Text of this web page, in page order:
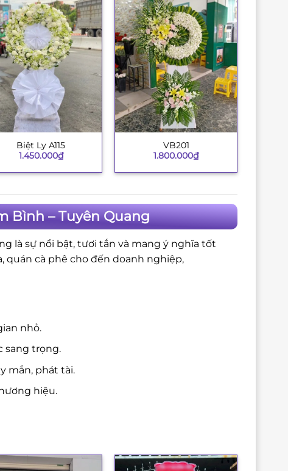
Biệt Ly A115
1.450.000₫
VB201
1.800.000₫
Bình – Tuyên Quang
là sự nổi bật, tươi tắn và mang ý nghĩa tốt
quán cà phê cho đến doanh nghiệp,
nhỏ.
sang trọng.
mắn, phát tài.
hiệu.